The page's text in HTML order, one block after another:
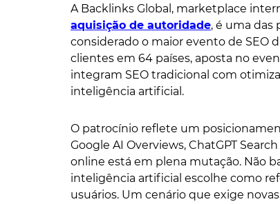
A Backlinks Global, marketplace
aquisição de autoridade, é uma das
considerado o maior evento de SEO
clientes em 64 países, aposta no
integram SEO tradicional com
inteligência artificial.
O patrocínio reflete um
Google AI Overviews, ChatGPT
online está em plena mutação. Não
inteligência artificial escolhe como
usuários. Um cenário que exige